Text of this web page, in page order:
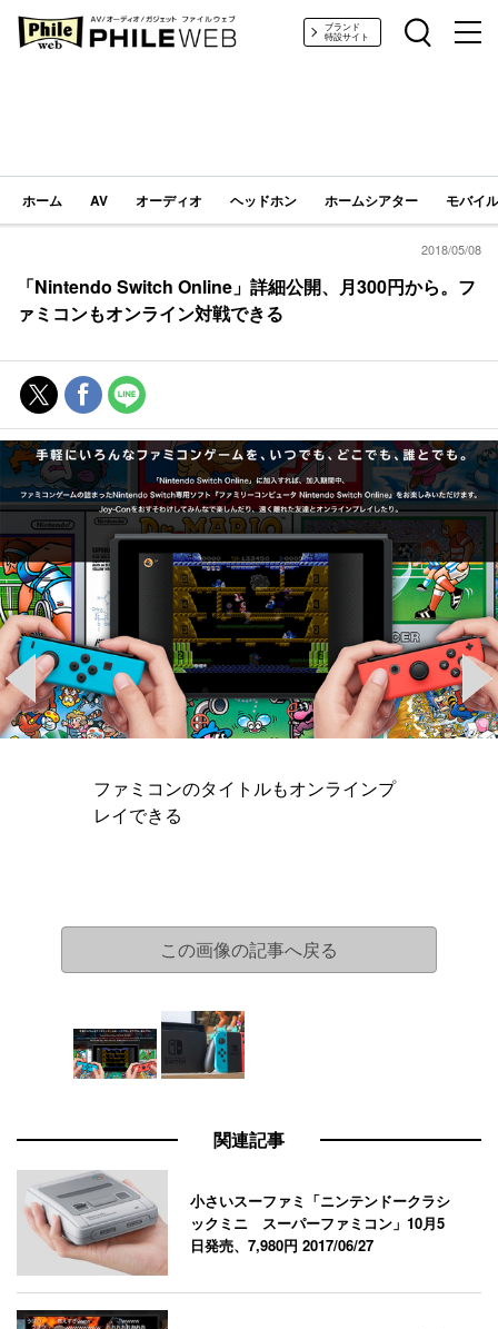
PHILE WEB｜AV/オーディオ/ガジェットブランド
特設サイト
ホーム AV オーディオ ヘッドホン ホームシアター モバイ
2018/05/08
「Nintendo Switch Online」詳細公開、月300円から。フ
ァミコンもオンライン対戦できる
ファミコンのタイトルもオンラインプ
レイできる
この画像の記事へ戻る
関連記事
小さいスーファミ「ニンテンドークラシ
ックミニ スーパーファミコン」10月5
日発売、7,980円2017/06/27